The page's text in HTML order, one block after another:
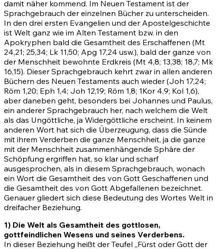
damit näher kommend. Im Neuen Testament ist der
Sprachgebrauch der einzelnen Bücher zu unterscheiden.
In den drei ersten Evangelien und der Apostelgeschichte
ist Welt ganz wie im Alten Testament bzw. in den
Apokryphen bald die Gesamtheit des Erschaffenen (Mt
24,21; 25,34; Lk 11,50; Apg 17,24 usw.), bald der ganze von
der Menschheit bewohnte Erdkreis (Mt 4,8; 13,38; 18,7; Mk
16,15). Dieser Sprachgebrauch kehrt zwar in allen anderen
Büchern des Neuen Testaments auch wieder(Joh 17,24;
Röm 1,20; Eph 1,4; Joh 12,19; Röm 1,8; 1Kor 4,9; Kol 1,6),
aber daneben geht, besonders bei Johannes und Paulus,
ein anderer Sprachgebrauch her, nach welchem die Welt
als das Ungöttliche, ja Widergöttliche erscheint. In keinem
anderen Wort hat sich die Überzeugung, dass die Sünde
mit ihrem Verderben die ganze Menschheit, ja die ganze
mit der Menschheit zusammenhängende Sphäre der
Schöpfung ergriffen hat, so klar und scharf
ausgesprochen, als in diesem Sprachgebrauch, wonach
ein Wort die Gesamtheit des von Gott Geschaffenen und
die Gesamtheit des von Gott Abgefallenen bezeichnet.
Genauer gliedert sich diese Bedeutung des Wortes Welt in
dreifacher Beziehung.
1) Die Welt als Gesamtheit des gottlosen,
gottfeindlichen Wesens und seines Verderbens.
In dieser Beziehung heißt der Teufel „Fürst oder Gott der